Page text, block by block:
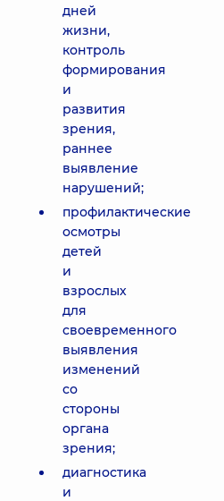
дней
жизни,
контроль
формирования
и
развития
зрения,
раннее
выявление
нарушений;
профилактические
осмотры
детей
и
взрослых
для
своевременного
выявления
изменений
со
стороны
органа
зрения;
диагностика
и